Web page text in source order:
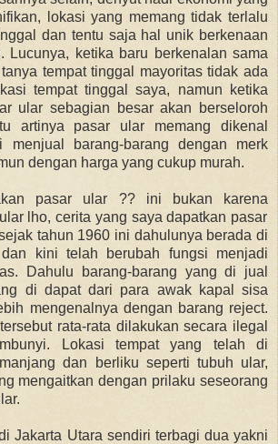
lokasi yang memang tidak terlalu
dan tentu saja hal unik berkenaan
Lucunya, ketika baru berkenalan sama
tempat tinggal mayoritas tidak ada
tempat tinggal saya, namun ketika
ular sebagian besar akan berseloroh
artinya pasar ular memang dikenal
menjual barang-barang dengan merk
dengan harga yang cukup murah.
pasar ular ?? ini bukan karena
lho, cerita yang saya dapatkan pasar
tahun 1960 ini dahulunya berada di
kini telah berubah fungsi menjadi
Dahulu barang-barang yang di jual
di dapat dari para awak kapal sisa
mengenalnya dengan barang reject.
rata-rata dilakukan secara ilegal
Lokasi tempat yang telah di
dan berliku seperti tubuh ular,
mengaitkan dengan prilaku seseorang
Jakarta Utara sendiri terbagi dua yakni